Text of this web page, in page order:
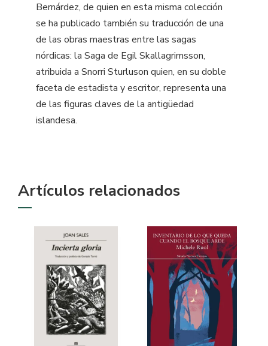
Bernárdez, de quien en esta misma colección
se ha publicado también su traducción de una
de las obras maestras entre las sagas
nórdicas: la Saga de Egil Skallagrimsson,
atribuida a Snorri Sturluson quien, en su doble
faceta de estadista y escritor, representa una
de las figuras claves de la antigüedad
islandesa.
Artículos relacionados